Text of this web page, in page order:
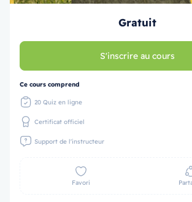
Gratuit
S'inscrire au cours
Ce cours comprend
20 Quiz en ligne
Certificat officiel
Support de l'instructeur
Favori